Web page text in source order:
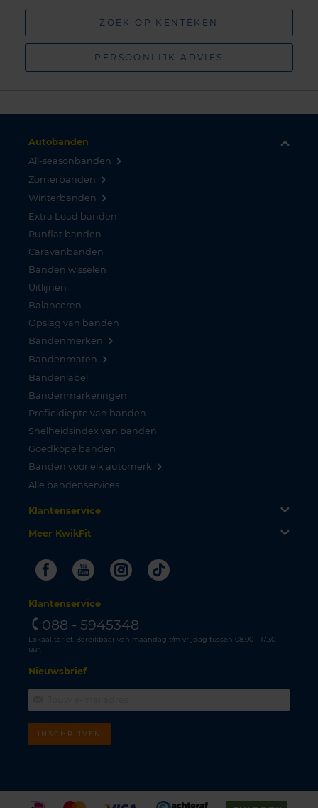
ZOEK OP KENTEKEN
PERSOONLIJK ADVIES
Autobanden
All-seasonbanden
Zomerbanden
Winterbanden
Extra Load banden
Runflat banden
Caravanbanden
Banden wisselen
Uitlijnen
Balanceren
Opslag van banden
Bandenmerken
Bandenmaten
Bandenlabel
Bandenmarkeringen
Profieldiepte van banden
Snelheidsindex van banden
Goedkope banden
Banden voor elk automerk
Alle bandenservices
Klantenservice
Meer KwikFit
FacebookYoutubeInstagram
Tiktok
Klantenservice
088 - 5945348
Lokaal tarief. Bereikbaar van maandag t/m vrijdag tussen 08.00 - 17.30
uur.
Nieuwsbrief
INSCHRIJVEN